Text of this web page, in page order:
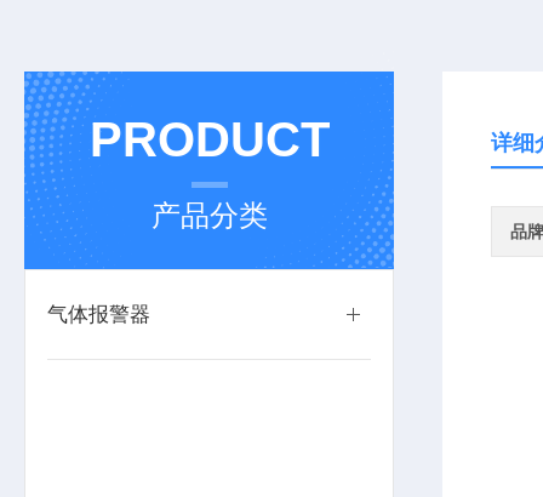
PRODUCT
产品分类
气体报警器
详细
品牌